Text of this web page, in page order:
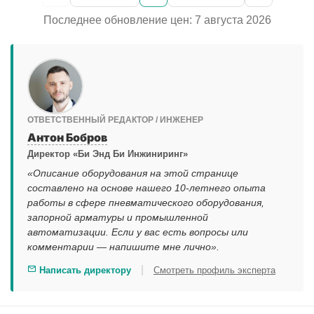
Последнее обновление цен: 7 августа 2026
ОТВЕТСТВЕННЫЙ РЕДАКТОР / ИНЖЕНЕР
Антон Бобров
Директор «Би Энд Би Инжиниринг»
«Описание оборудования на этой странице
составлено на основе нашего 10-летнего опыта
работы в сфере пневматического оборудования,
запорной арматуры и промышленной
автоматизации. Если у вас есть вопросы или
комментарии — напишите мне лично».
Написать директору Смотреть профиль эксперта